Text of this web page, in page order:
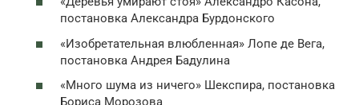
постановка Александра Бурдонского
«Изобретательная влюбленная» Лопе де Вега,
постановка Андрея Бадулина
«Много шума из ничего» Шекспира, постановка
Бориса Морозова